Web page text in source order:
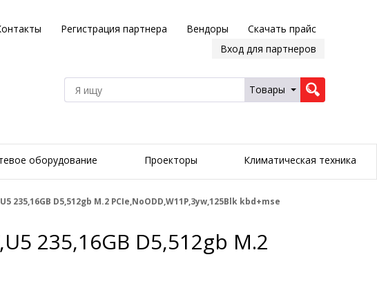
Регистрация партнера Вендоры
Скачать прайс
Вход для партнеров
Товары
оборудование Проекторы Климатическая техника
235,16GB D5,512gb M.2 PCIe,NoODD,W11P,3yw,125Blk kbd+mse
235,16GB D5,512gb M.2